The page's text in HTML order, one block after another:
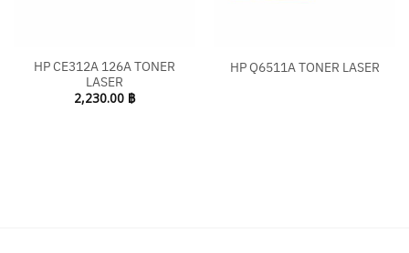
HP CE312A 126A TONER
LASER
2,230.00 ฿
HP Q6511A TONER LASER